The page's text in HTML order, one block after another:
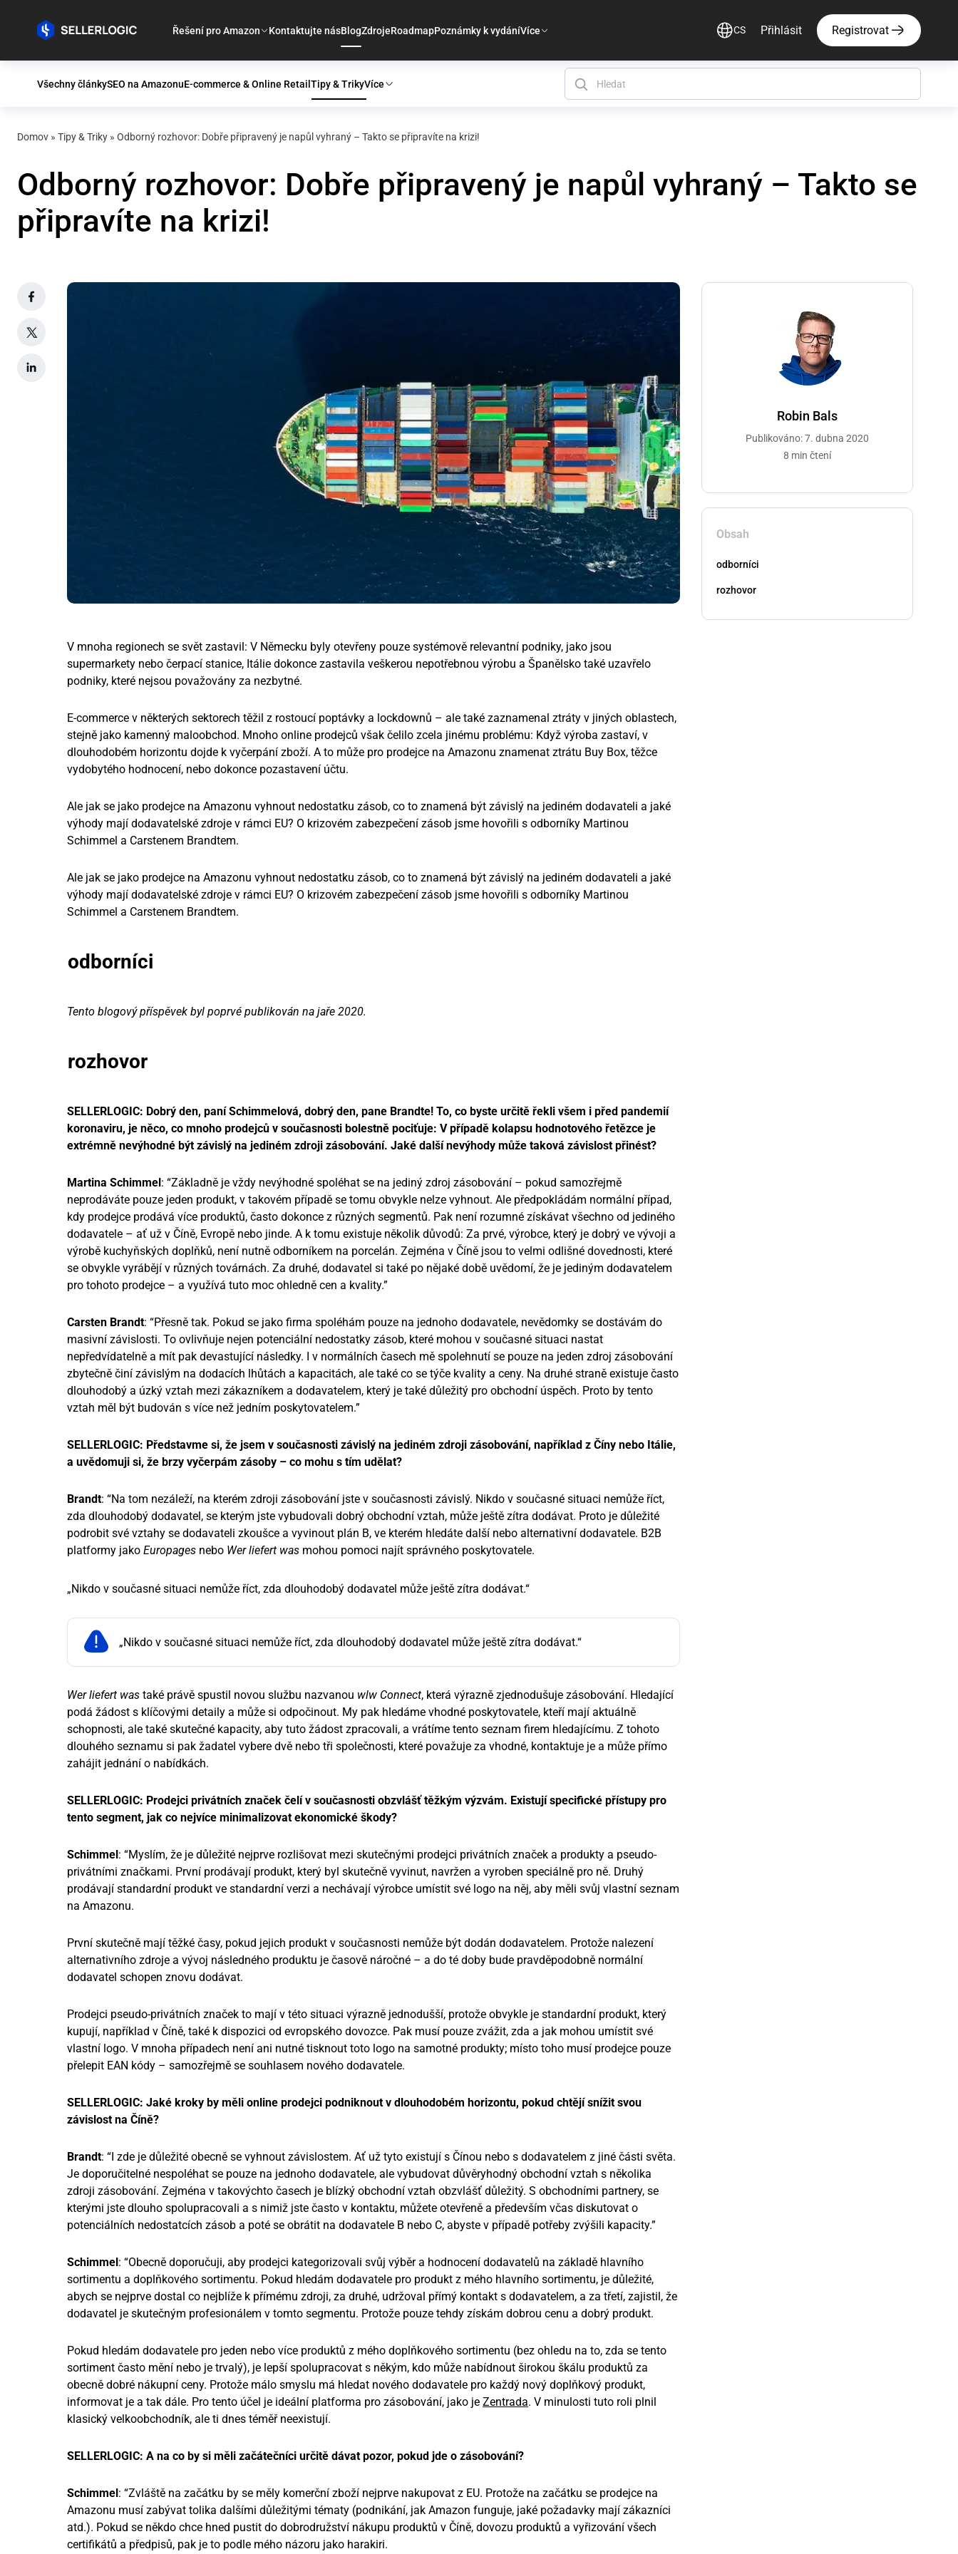
Řešení pro Amazon Kontaktujte násBlogZdrojeRoadmapPoznámky k vydáníVíce CS Přihlásit Registrovat
Všechny článkySEO na AmazonuE-commerce & Online RetailTipy & TrikyVíce
Domov » Tipy & Triky » Odborný rozhovor: Dobře připravený je napůl vyhraný – Takto se připravíte na krizi!
Odborný rozhovor: Dobře připravený je napůl vyhraný – Takto se
připravíte na krizi!
Robin Bals
Publikováno: 7. dubna 2020
8 min čtení
Obsah
odborníci
rozhovor
V mnoha regionech se svět zastavil: V Německu byly otevřeny pouze systémově relevantní podniky, jako jsou
supermarkety nebo čerpací stanice, Itálie dokonce zastavila veškerou nepotřebnou výrobu a Španělsko také uzavřelo
podniky, které nejsou považovány za nezbytné.
E-commerce v některých sektorech těžil z rostoucí poptávky a lockdownů – ale také zaznamenal ztráty v jiných oblastech,
stejně jako kamenný maloobchod. Mnoho online prodejců však čelilo zcela jinému problému: Když výroba zastaví, v
dlouhodobém horizontu dojde k vyčerpání zboží. A to může pro prodejce na Amazonu znamenat ztrátu Buy Box, těžce
vydobytého hodnocení, nebo dokonce pozastavení účtu.
Ale jak se jako prodejce na Amazonu vyhnout nedostatku zásob, co to znamená být závislý na jediném dodavateli a jaké
výhody mají dodavatelské zdroje v rámci EU? O krizovém zabezpečení zásob jsme hovořili s odborníky Martinou
Schimmel a Carstenem Brandtem.
Ale jak se jako prodejce na Amazonu vyhnout nedostatku zásob, co to znamená být závislý na jediném dodavateli a jaké
výhody mají dodavatelské zdroje v rámci EU? O krizovém zabezpečení zásob jsme hovořili s odborníky Martinou
Schimmel a Carstenem Brandtem.
odborníci
Tento blogový příspěvek byl poprvé publikován na jaře 2020.
rozhovor
SELLERLOGIC: Dobrý den, paní Schimmelová, dobrý den, pane Brandte! To, co byste určitě řekli všem i před pandemií
koronaviru, je něco, co mnoho prodejců v současnosti bolestně pociťuje: V případě kolapsu hodnotového řetězce je
extrémně nevýhodné být závislý na jediném zdroji zásobování. Jaké další nevýhody může taková závislost přinést?
Martina Schimmel : “Základně je vždy nevýhodné spoléhat se na jediný zdroj zásobování – pokud samozřejmě
neprodáváte pouze jeden produkt, v takovém případě se tomu obvykle nelze vyhnout. Ale předpokládám normální případ,
kdy prodejce prodává více produktů, často dokonce z různých segmentů. Pak není rozumné získávat všechno od jediného
dodavatele – ať už v Číně, Evropě nebo jinde. A k tomu existuje několik důvodů: Za prvé, výrobce, který je dobrý ve vývoji a
výrobě kuchyňských doplňků, není nutně odborníkem na porcelán. Zejména v Číně jsou to velmi odlišné dovednosti, které
se obvykle vyrábějí v různých továrnách. Za druhé, dodavatel si také po nějaké době uvědomí, že je jediným dodavatelem
pro tohoto prodejce – a využívá tuto moc ohledně cen a kvality.”
Carsten Brandt: “Přesně tak. Pokud se jako firma spoléhám pouze na jednoho dodavatele, nevědomky se dostávám do
masivní závislosti. To ovlivňuje nejen potenciální nedostatky zásob, které mohou v současné situaci nastat
nepředvídatelně a mít pak devastující následky. I v normálních časech mě spolehnutí se pouze na jeden zdroj zásobování
zbytečně činí závislým na dodacích lhůtách a kapacitách, ale také co se týče kvality a ceny. Na druhé straně existuje často
dlouhodobý a úzký vztah mezi zákazníkem a dodavatelem, který je také důležitý pro obchodní úspěch. Proto by tento
vztah měl být budován s více než jedním poskytovatelem.”
SELLERLOGIC: Představme si, že jsem v současnosti závislý na jediném zdroji zásobování, například z Číny nebo Itálie,
a uvědomuji si, že brzy vyčerpám zásoby – co mohu s tím udělat?
Brandt: “Na tom nezáleží, na kterém zdroji zásobování jste v současnosti závislý. Nikdo v současné situaci nemůže říct,
zda dlouhodobý dodavatel, se kterým jste vybudovali dobrý obchodní vztah, může ještě zítra dodávat. Proto je důležité
podrobit své vztahy se dodavateli zkoušce a vyvinout plán B, ve kterém hledáte další nebo alternativní dodavatele. B2B
platformy jako Europages nebo Wer liefert was mohou pomoci najít správného poskytovatele.
„Nikdo v současné situaci nemůže říct, zda dlouhodobý dodavatel může ještě zítra dodávat.“
„Nikdo v současné situaci nemůže říct, zda dlouhodobý dodavatel může ještě zítra dodávat.“
Wer liefert was také právě spustil novou službu nazvanou wlw Connect, která výrazně zjednodušuje zásobování. Hledající
podá žádost s klíčovými detaily a může si odpočinout. My pak hledáme vhodné poskytovatele, kteří mají aktuálně
schopnosti, ale také skutečné kapacity, aby tuto žádost zpracovali, a vrátíme tento seznam firem hledajícímu. Z tohoto
dlouhého seznamu si pak žadatel vybere dvě nebo tři společnosti, které považuje za vhodné, kontaktuje je a může přímo
zahájit jednání o nabídkách.
SELLERLOGIC: Prodejci privátních značek čelí v současnosti obzvlášť těžkým výzvám. Existují specifické přístupy pro
tento segment, jak co nejvíce minimalizovat ekonomické škody?
Schimmel : “Myslím, že je důležité nejprve rozlišovat mezi skutečnými prodejci privátních značek a produkty a pseudo-
privátními značkami. První prodávají produkt, který byl skutečně vyvinut, navržen a vyroben speciálně pro ně. Druhý
prodávají standardní produkt ve standardní verzi a nechávají výrobce umístit své logo na něj, aby měli svůj vlastní seznam
na Amazonu.
První skutečně mají těžké časy, pokud jejich produkt v současnosti nemůže být dodán dodavatelem. Protože nalezení
alternativního zdroje a vývoj následného produktu je časově náročné – a do té doby bude pravděpodobně normální
dodavatel schopen znovu dodávat.
Prodejci pseudo-privátních značek to mají v této situaci výrazně jednodušší, protože obvykle je standardní produkt, který
kupují, například v Číně, také k dispozici od evropského dovozce. Pak musí pouze zvážit, zda a jak mohou umístit své
vlastní logo. V mnoha případech není ani nutné tisknout toto logo na samotné produkty; místo toho musí prodejce pouze
přelepit EAN kódy – samozřejmě se souhlasem nového dodavatele.
SELLERLOGIC: Jaké kroky by měli online prodejci podniknout v dlouhodobém horizontu, pokud chtějí snížit svou
závislost na Číně?
Brandt: “I zde je důležité obecně se vyhnout závislostem. Ať už tyto existují s Čínou nebo s dodavatelem z jiné části světa.
Je doporučitelné nespoléhat se pouze na jednoho dodavatele, ale vybudovat důvěryhodný obchodní vztah s několika
zdroji zásobování. Zejména v takovýchto časech je blízký obchodní vztah obzvlášť důležitý. S obchodními partnery, se
kterými jste dlouho spolupracovali a s nimiž jste často v kontaktu, můžete otevřeně a především včas diskutovat o
potenciálních nedostatcích zásob a poté se obrátit na dodavatele B nebo C, abyste v případě potřeby zvýšili kapacity.”
Schimmel : “Obecně doporučuji, aby prodejci kategorizovali svůj výběr a hodnocení dodavatelů na základě hlavního
sortimentu a doplňkového sortimentu. Pokud hledám dodavatele pro produkt z mého hlavního sortimentu, je důležité,
abych se nejprve dostal co nejblíže k přímému zdroji, za druhé, udržoval přímý kontakt s dodavatelem, a za třetí, zajistil, že
dodavatel je skutečným profesionálem v tomto segmentu. Protože pouze tehdy získám dobrou cenu a dobrý produkt.
Pokud hledám dodavatele pro jeden nebo více produktů z mého doplňkového sortimentu (bez ohledu na to, zda se tento
sortiment často mění nebo je trvalý), je lepší spolupracovat s někým, kdo může nabídnout širokou škálu produktů za
obecně dobré nákupní ceny. Protože málo smyslu má hledat nového dodavatele pro každý nový doplňkový produkt,
informovat je a tak dále. Pro tento účel je ideální platforma pro zásobování, jako je Zentrada. V minulosti tuto roli plnil
klasický velkoobchodník, ale ti dnes téměř neexistují.
SELLERLOGIC: A na co by si měli začátečníci určitě dávat pozor, pokud jde o zásobování?
Schimmel : “Zvláště na začátku by se měly komerční zboží nejprve nakupovat z EU. Protože na začátku se prodejce na
Amazonu musí zabývat tolika dalšími důležitými tématy (podnikání, jak Amazon funguje, jaké požadavky mají zákazníci
atd.). Pokud se někdo chce hned pustit do dobrodružství nákupu produktů v Číně, dovozu produktů a vyřizování všech
certifikátů a předpisů, pak je to podle mého názoru jako harakiri.